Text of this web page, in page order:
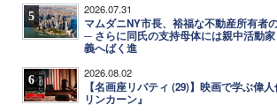
5 2026.07.31
マムダニNY市長、裕福な不動産所有者
─ さらに同氏の支持母体には親中活動
義へばく進
6 2026.08.02
【名画座リバティ (29)】映画で学ぶ偉
リンカーン』